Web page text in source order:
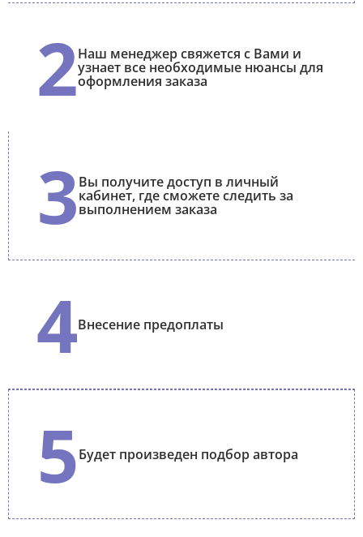
2Наш менеджер свяжется с Вами и
узнает все необходимые нюансы для
оформления заказа
3Вы получите доступ в личный
кабинет, где сможете следить за
выполнением заказа
4Внесение предоплаты
5Будет произведен подбор автора